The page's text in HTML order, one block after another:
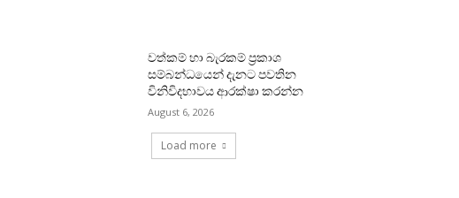
වත්කම් හා බැරකම් ප්‍රකාශ
සම්බන්ධයෙන් දැනට පවතින
විනිවිදභාවය ආරක්ෂා කරන්න
August 6, 2026
Load more